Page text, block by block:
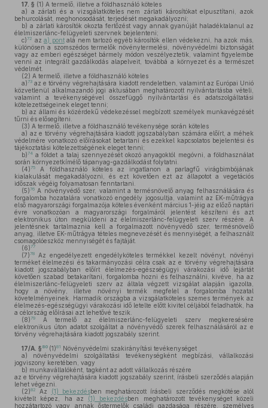
17. § (1) A termelő, illetve a földhasználó köteles
a) a zárlati és a vizsgálatköteles nem zárlati károsítókat elpusztítani, azok
behurcolását, meghonosodását, terjedését megakadályozni;
b) a zárlati károsítók okozta fertőzést vagy annak gyanúját haladéktalanul az
élelmiszerlánc-felügyeleti szervnek bejelenteni;
c)72 aza) pontalá nem tartozó egyéb károsítók ellen védekezni, ha azok más,
különösen a szomszédos termelők növénytermelési, növényvédelmi biztonságát
vagy az emberi egészséget bármely módon veszélyeztetik, valamint figyelembe
venni az integrált gazdálkodás alapelveit, továbbá a környezet és a természet
védelmét.
(2) A termelő, illetve a földhasználó köteles
a)73 az e törvény végrehajtására kiadott rendeletben, valamint az Európai Unió
közvetlenül alkalmazandó jogi aktusában meghatározott nyilvántartásba vételi,
valamint a tevékenységével összefüggő nyilvántartási és adatszolgáltatási
kötelezettségeinek eleget tenni;
b) az állami és közérdekű védekezéssel megbízott személyek munkavégzését
tűrni és elősegíteni.
(3) A termelő, illetve a földhasználó tevékenysége során köteles
a) az e törvény végrehajtására kiadott jogszabályban számára előírt, a méhek
védelmére vonatkozó előírásokat betartani és ezekkel kapcsolatos bejelentési és
tájékoztatási kötelezettségének eleget tenni;
b)74 a földet a talaj szennyezését okozó anyagoktól megóvni, a földhasználat
során környezetkímélő tápanyag-gazdálkodást folytatni.
(4)75
A földhasználó köteles az ingatlanon a parlagfű virágbimbójának
kialakulását megakadályozni, és ezt követően ezt az állapotot a vegetációs
időszak végéig folyamatosan fenntartani.
(5)76 A növényvédő szer, valamint a termésnövelő anyag felhasználására és
forgalomba hozatalára vonatkozó engedély jogosultja, valamint az EK-műtrágya
első magyarországi forgalmazója köteles évenként március 1-jéig az előző naptári
évre vonatkozóan a magyarországi forgalmáról jelentést készíteni és azt
elektronikus úton megküldeni az élelmiszerlánc-felügyeleti szerv részére. A
jelentésnek tartalmaznia kell a forgalmazott növényvédő szer, termésnövelő
anyag, illetve EK-műtrágya tételes megnevezését és mennyiségét, a felhasznált
csomagolóeszköz mennyiségét és fajtáját.
(6)77
(7)78
Az engedélyezett engedélyköteles termékkel kezelt növényt, növényi
terméket élelmezési és takarmányozási célra csak az e törvény végrehajtására
kiadott jogszabályban előírt élelmezés-egészségügyi várakozási idő lejártát
követően szabad betakarítani, forgalomba hozni és felhasználni, kivéve, ha az
élelmiszerlánc-felügyeleti szerv az általa végzett vizsgálat alapján igazolta,
hogy a növény, illetve növényi termék megfelel a forgalomba hozatal
követelményeinek. Harmadik országba a vizsgálatköteles szemes termények az
élelmezés-egészségügyi várakozási idő letelte előtt kivitel céljából feladhatók, ha
a célország előírásai azt lehetővé teszik.
(8)79
A termelő az élelmiszerlánc-felügyeleti szerv megkeresésére
elektronikus úton adatot szolgáltat a növényvédő szerek felhasználásáról az e
törvény végrehajtására kiadott jogszabály szerint.
17/A. § 80 (1)81 Növényvédelmi szakirányítási tevékenységet
a) növényvédelmi szolgáltatási tevékenységként megbízási, vállalkozási
jogviszony keretében, vagy
b) munkavállalóként, tagként az adott vállalkozás részére
az e törvény végrehajtására kiadott jogszabály szerint, írásbeli szerződés alapján
lehet végezni.
(2)82 Az (1) bekezdésben meghatározott írásbeli szerződés megkötése alól
kivételt képez, ha az (1) bekezdésben meghatározott tevékenységet közeli
hozzátartozó vagy annak őstermelők családi gazdasága részére, személyes